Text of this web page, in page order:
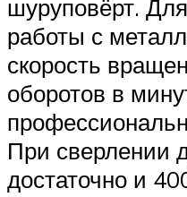
шуруповёрт.
работы с
скорость
оборотов в
При сверлении
достаточно и